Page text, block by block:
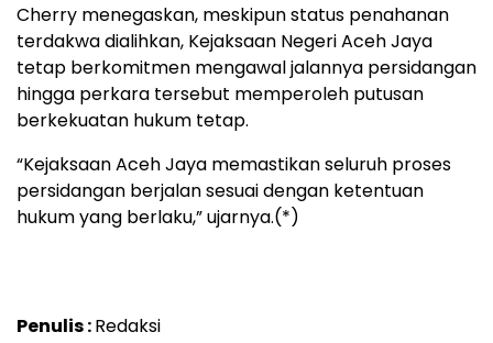
Cherry menegaskan, meskipun status penahanan
terdakwa dialihkan, Kejaksaan Negeri Aceh Jaya
tetap berkomitmen mengawal jalannya persidangan
hingga perkara tersebut memperoleh putusan
berkekuatan hukum tetap.
“Kejaksaan Aceh Jaya memastikan seluruh proses
persidangan berjalan sesuai dengan ketentuan
hukum yang berlaku,” ujarnya.(*)
Penulis :Redaksi